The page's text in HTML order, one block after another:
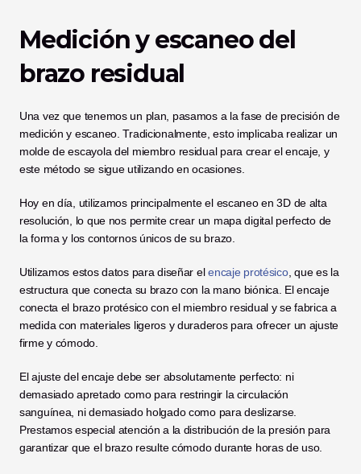
Medición y escaneo del
brazo residual
Una vez que tenemos un plan, pasamos a la fase de precisión de
medición y escaneo. Tradicionalmente, esto implicaba realizar un
molde de escayola del miembro residual para crear el encaje, y
este método se sigue utilizando en ocasiones.
Hoy en día, utilizamos principalmente el escaneo en 3D de alta
resolución, lo que nos permite crear un mapa digital perfecto de
la forma y los contornos únicos de su brazo.
Utilizamos estos datos para diseñar el encaje protésico, que es la
estructura que conecta su brazo con la mano biónica. El encaje
conecta el brazo protésico con el miembro residual y se fabrica a
medida con materiales ligeros y duraderos para ofrecer un ajuste
firme y cómodo.
El ajuste del encaje debe ser absolutamente perfecto: ni
demasiado apretado como para restringir la circulación
sanguínea, ni demasiado holgado como para deslizarse.
Prestamos especial atención a la distribución de la presión para
garantizar que el brazo resulte cómodo durante horas de uso.